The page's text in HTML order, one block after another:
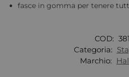
fasce in gomma per tenere
COD:
Categoria:
Marchio: